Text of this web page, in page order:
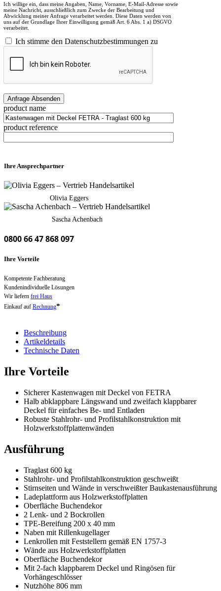
Ich willige ein, dass meine Angaben, Name, Vorname, E-Mail-Adresse sowie
meine Nachricht, ausschließlich zum Zwecke der Bearbeitung und
Abwicklung meiner Anfrage verarbeitet werden. Diese Daten werden von
uns auf der Grundlage Ihrer Einwilligung gemäß Art. 6 Abs. 1 a) DSGVO
verarbeitet.
Ich stimme den Datenschutzbestimmungen zu
product name
product reference
Ihre Ansprechpartner
Olivia Eggers
Sascha Achenbach
0800 66 47 868 097
Ihre Vorteile
Kompetente Fachberatung
Kundenindividuelle Lösungen
Wir liefern frei Haus
Einkauf auf Rechnung*
Beschreibung
Artikeldetails
Technische Daten
Ihre Vorteile
Sicherer Kastenwagen mit Deckel von FETRA
Halb abklappbare Längswand und zweifach klappbarer
Deckel für einfaches Be- und Entladen
Robuste Stahlrohr- und Profilstahlkonstruktion mit
Holzwerkstoffplattenwänden
Ausführung
Traglast 600 kg
Stahlrohr- und Profilstahlkonstruktion geschweißt
Stirnseiten und Wände in verschweißter Baukastenausführung
Ladeplattform aus Holzwerkstoffplatten
Oberfläche Buchendekor
2 Lenk- und 2 Bockrollen
TPE-Bereifung 200 x 40 mm
Naben mit Rillenkugellager
Lenkrollen mit Feststellern gemäß EN 1757-3
Wände aus Holzwerkstoffplatten
Oberfläche Buchendekor
Mit 2-fach klappbarem Deckel und Ringösen für
Vorhängeschlösser
Nutzhöhe 806 mm